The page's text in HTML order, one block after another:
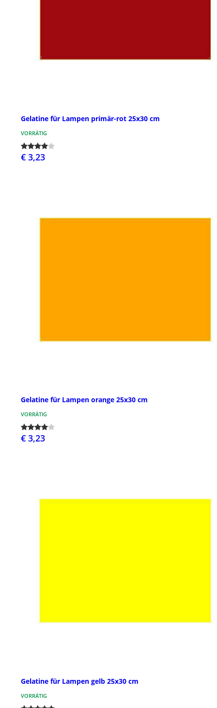
Gelatine für Lampen primär-rot 25x30 cm
VORRÄTIG
€ 3,23
Gelatine für Lampen orange 25x30 cm
VORRÄTIG
€ 3,23
Gelatine für Lampen gelb 25x30 cm
VORRÄTIG